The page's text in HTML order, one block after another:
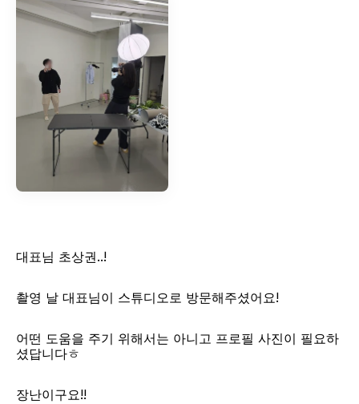
대표님 초상권..!
촬영 날 대표님이 스튜디오로 방문해주셨어요!
어떤 도움을 주기 위해서는 아니고 프로필 사진이 필요하
셨답니다ㅎ
장난이구요!!